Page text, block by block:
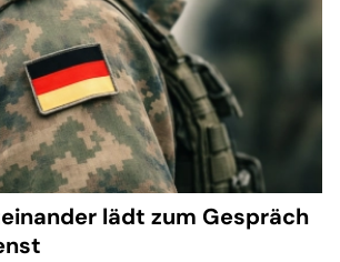
lädt zum Gespräch